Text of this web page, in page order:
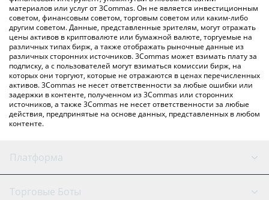
материалов или услуг от 3Commas. Он не является инвестиционным
советом, финансовым советом, торговым советом или каким-либо
другим советом. Данные, представленные зрителям, могут отражать
цены активов в криптовалюте или бумажной валюте, торгуемые на
различных типах бирж, а также отображать рыночные данные из
различных сторонних источников. 3Commas может взимать плату за
подписку, а с пользователей могут взиматься комиссии бирж, на
которых они торгуют, которые не отражаются в ценах перечисленных
активов. 3Commas не несет ответственности за любые ошибки или
задержки в контенте, полученном из 3Commas или сторонних
источников, а также 3Commas не несет ответственности за любые
действия, предпринятые на основе данных, представленных в любом
контенте.
Платформа
GRID Бот
Торговые Боты